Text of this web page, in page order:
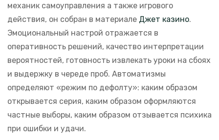
механик самоуправления а также игрового
действия, он собран в материале Джет казино.
Эмоциональный настрой отражается в
оперативность решений, качество интерпретации
вероятностей, готовность извлекать уроки на сбоях
и выдержку в череде проб. Автоматизмы
определяют «режим по дефолту»: каким образом
открывается серия, каким образом оформляются
частные выборы, каким образом отзывается психика
при ошибки и удачи.